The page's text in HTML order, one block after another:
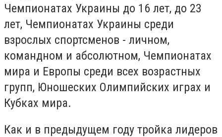
Чемпионатах Украины до 16 лет, до 23
лет, Чемпионатах Украины среди
взрослых спортсменов - личном,
командном и абсолютном, Чемпионатах
мира и Европы среди всех возрастных
групп, Юношеских Олимпийских играх и
Кубках мира.
Как и в предыдущем году тройка лидеров